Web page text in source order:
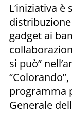
L’iniziativa
gadget ai
si può”
programma
Generale